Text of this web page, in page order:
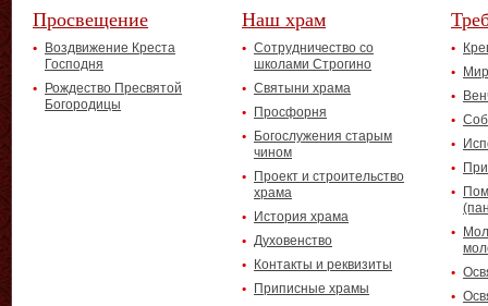
Просвещение
Воздвижение Креста
Господня
Рождество Пресвятой
Богородицы
Наш храм
Сотрудничество со
школами Строгино
Святыни храма
Просфорня
Богослужения старым
чином
Проект и строительство
храма
История храма
Духовенство
Контакты и реквизиты
Приписные храмы